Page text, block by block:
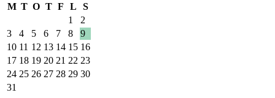
M T O T F L
S
1
2
3
4 5 6 7 8
9
10 11 12 13 14 15 16
17 18 19 20 21 22 23
24 25 26 27 28 29 30
31